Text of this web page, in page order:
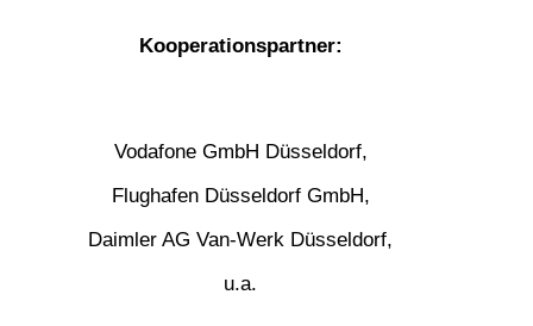
Kooperationspartner:
Vodafone GmbH Düsseldorf,
Flughafen Düsseldorf GmbH,
Daimler AG Van-Werk Düsseldorf,
u.a.